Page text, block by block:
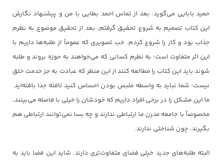
حمید بابایی می‌گوید: بعد از تماس احمد بطایی با من و پیشنهاد نگارش
این کتاب تصمیم به شروع تحقیق گرفتم، بعد از تحقیق موضوع به نظرم
جذاب بود و کار را شروع کردم. خب تصویری که عموماً از طلبه‌ها داریم با
این اثر متفاوت است؛ به نظرم کسانی که می‌خواهند به حوزه بروند و طلبه
شوند باید این کتاب را مطالعه کنند از این منظر که عبادت به جز خدمت خلق
نیست؛ شما نباید به واسطه ملبس بودن احساس کنید تافته جدا بافته‌اید.
ما این مشکل را در برخی افراد داریم که خودشان را خیلی با فاصله می‌بینند،
مخصوصاً با جامعه مدرن ما ارتباطی ندارند و چه بسا نمی‌توانند ارتباطی هم
بگیرند، چون شناختی ندارند.
البته طلبه‌های جدید خیلی فضای متفاوت‌تری دارند. شاید این فضا باید به